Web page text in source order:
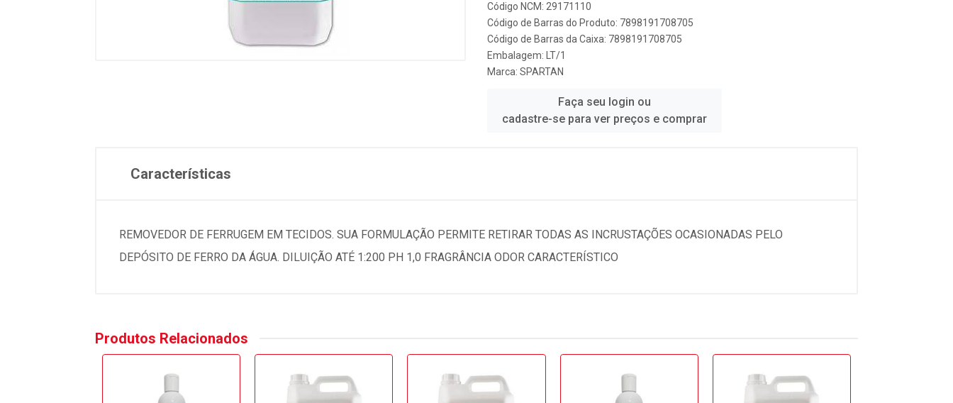
Código NCM: 29171110
Código de Barras do Produto: 7898191708705
Código de Barras da Caixa: 7898191708705
Embalagem: LT/1
Marca: SPARTAN
Faça seu login ou
cadastre-se para ver preços e comprar
Características
REMOVEDOR DE FERRUGEM EM TECIDOS. SUA FORMULAÇÃO PERMITE RETIRAR TODAS AS INCRUSTAÇÕES OCASIONADAS PELO
DEPÓSITO DE FERRO DA ÁGUA. DILUIÇÃO ATÉ 1:200 PH 1,0 FRAGRÂNCIA ODOR CARACTERÍSTICO
Produtos Relacionados